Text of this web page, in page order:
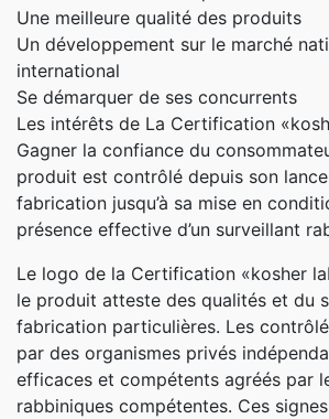
Une meilleure qualité des produits
Un développement sur le marché
international
Se démarquer de ses concurrents
Les intérêts de La Certification
Gagner la confiance du
produit est contrôlé depuis son
fabrication jusqu’à sa mise en
présence effective d’un surveillant
Le logo de la Certification «kosher
le produit atteste des qualités et du
fabrication particulières. Les
par des organismes privés
efficaces et compétents agréés par
rabbiniques compétentes. Ces